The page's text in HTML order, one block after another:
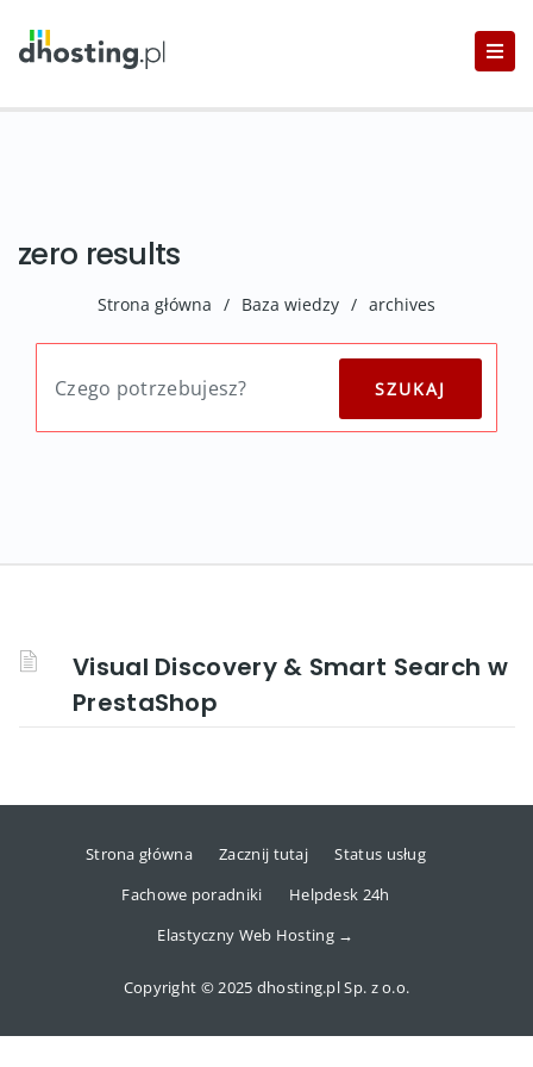
zero results
Strona główna / Baza wiedzy / archives
Visual Discovery & Smart Search w
PrestaShop
Strona główna Zacznij tutaj
Status usług
Fachowe poradniki
Helpdesk 24h
Elastyczny Web Hosting →
Copyright © 2025 dhosting.pl Sp. z o.o.